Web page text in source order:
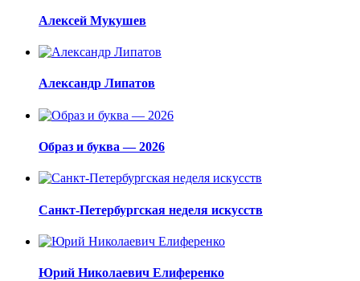
Алексей Мукушев
Александр Липатов
Образ и буква — 2026
Санкт-Петербургская неделя искусств
Юрий Николаевич Елиференко